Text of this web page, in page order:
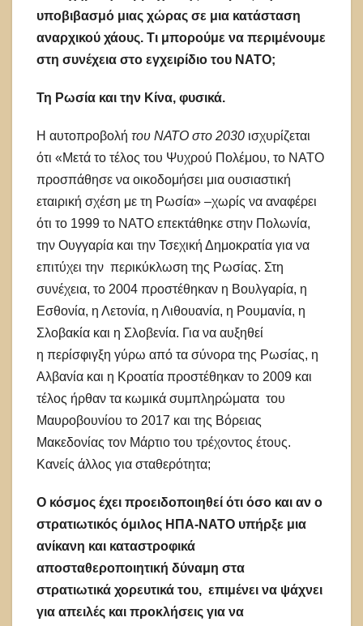
υποβιβασμό μιας χώρας σε μια κατάσταση
αναρχικού χάους. Τι μπορούμε να περιμένουμε
στη συνέχεια στο εγχειρίδιο του ΝΑΤΟ;
Τη Ρωσία και την Κίνα, φυσικά.
Η αυτοπροβολή του ΝΑΤΟ στο 2030 ισχυρίζεται
ότι «Μετά το τέλος του Ψυχρού Πολέμου, το ΝΑΤΟ
προσπάθησε να οικοδομήσει μια ουσιαστική
εταιρική σχέση με τη Ρωσία» –χωρίς να αναφέρει
ότι το 1999 το ΝΑΤΟ επεκτάθηκε στην Πολωνία,
την Ουγγαρία και την Τσεχική Δημοκρατία για να
επιτύχει την περικύκλωση της Ρωσίας. Στη
συνέχεια, το 2004 προστέθηκαν η Βουλγαρία, η
Εσθονία, η Λετονία, η Λιθουανία, η Ρουμανία, η
Σλοβακία και η Σλοβενία. Για να αυξηθεί
η περίσφιγξη γύρω από τα σύνορα της Ρωσίας, η
Αλβανία και η Κροατία προστέθηκαν το 2009 και
τέλος ήρθαν τα κωμικά συμπληρώματα του
Μαυροβουνίου το 2017 και της Βόρειας
Μακεδονίας τον Μάρτιο του τρέχοντος έτους.
Κανείς άλλος για σταθερότητα;
Ο κόσμος έχει προειδοποιηθεί ότι όσο και αν ο
στρατιωτικός όμιλος ΗΠΑ-ΝΑΤΟ υπήρξε μια
ανίκανη και καταστροφικά
αποσταθεροποιητική δύναμη στα
στρατιωτικά χορευτικά του, επιμένει να ψάχνει
για απειλές και προκλήσεις για να